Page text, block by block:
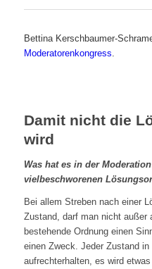
Bettina Kerschbaumer-
Moderatorenkongress
Damit nicht die
wird
Was hat es in der
vielbeschworenen
Bei allem Streben nach einer
Zustand, darf man nicht außer
bestehende Ordnung einen
einen Zweck. Jeder Zustand
aufrechterhalten, es wird